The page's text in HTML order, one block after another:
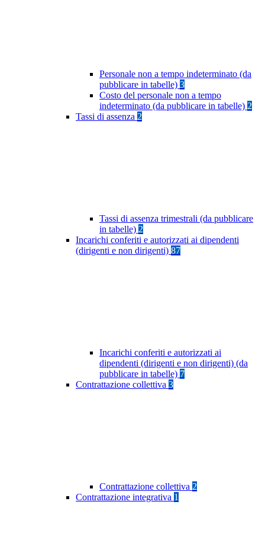
Personale non a tempo indeterminato (da
pubblicare in tabelle) 3
Costo del personale non a tempo
indeterminato (da pubblicare in tabelle) 2
Tassi di assenza 2
Tassi di assenza trimestrali (da pubblicare
in tabelle) 2
Incarichi conferiti e autorizzati ai dipendenti
(dirigenti e non dirigenti) 87
Incarichi conferiti e autorizzati ai
dipendenti (dirigenti e non dirigenti) (da
pubblicare in tabelle) 7
Contrattazione collettiva 3
Contrattazione collettiva 2
Contrattazione integrativa 1